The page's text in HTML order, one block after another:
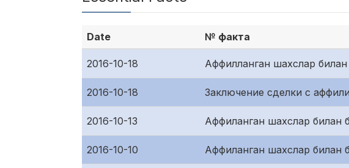
Date № факта
2016-10-18 Аффилланган шахслар
2016-10-18 Заключение сделки с
2016-10-13 Аффиланган шахслар билан
2016-10-10 Аффиланган шахслар билан